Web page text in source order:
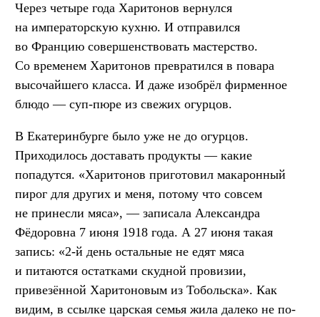
Через четыре года Харитонов вернулся
на императорскую кухню. И отправился
во Францию совершенствовать мастерство.
Со временем Харитонов превратился в повара
высочайшего класса. И даже изобрёл фирменное
блюдо — суп-пюре из свежих огурцов.
В Екатеринбурге было уже не до огурцов.
Приходилось доставать продукты — какие
попадутся. «Харитонов приготовил макаронный
пирог для других и меня, потому что совсем
не принесли мяса», — записала Александра
Фёдоровна 7 июня 1918 года. А 27 июня такая
запись: «2-й день остальные не едят мяса
и питаются остатками скудной провизии,
привезённой Харитоновым из Тобольска». Как
видим, в ссылке царская семья жила далеко не по-